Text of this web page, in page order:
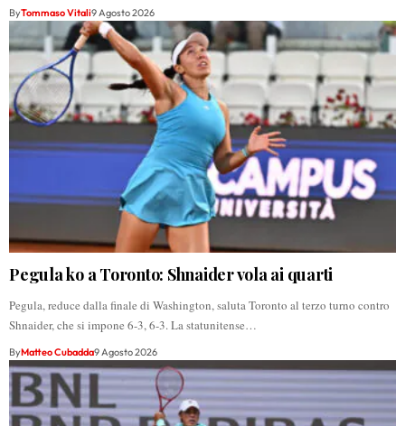
ByTommaso Vitali9 Agosto 2026
Pegula ko a Toronto: Shnaider vola ai quarti
Pegula, reduce dalla finale di Washington, saluta Toronto al terzo turno contro
Shnaider, che si impone 6-3, 6-3. La statunitense…
ByMatteo Cubadda9 Agosto 2026